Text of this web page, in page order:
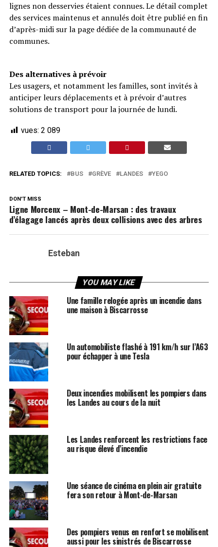
lignes non desservies étaient connues. Le détail complet
des services maintenus et annulés doit être publié en fin
d’après-midi sur la page dédiée de la communauté de
communes.
Des alternatives à prévoir
Les usagers, et notamment les familles, sont invités à
anticiper leurs déplacements et à prévoir d’autres
solutions de transport pour la journée de lundi.
vues: 2 089
RELATED TOPICS: BUS GRÈVE LANDES YEGO
DON'T MISS
Ligne Morcenx – Mont-de-Marsan : des travaux
d’élagage lancés après deux collisions avec des arbres
Esteban
YOU MAY LIKE
Une famille relogée après un incendie dans
une maison à Biscarrosse
Un automobiliste flashé à 191 km/h sur l’A63
pour échapper à une Tesla
Deux incendies mobilisent les pompiers dans
les Landes au cours de la nuit
Les Landes renforcent les restrictions face
au risque élevé d’incendie
Une séance de cinéma en plein air gratuite
fera son retour à Mont-de-Marsan
Des pompiers venus en renfort se mobilisent
aussi pour les sinistrés de Biscarrosse